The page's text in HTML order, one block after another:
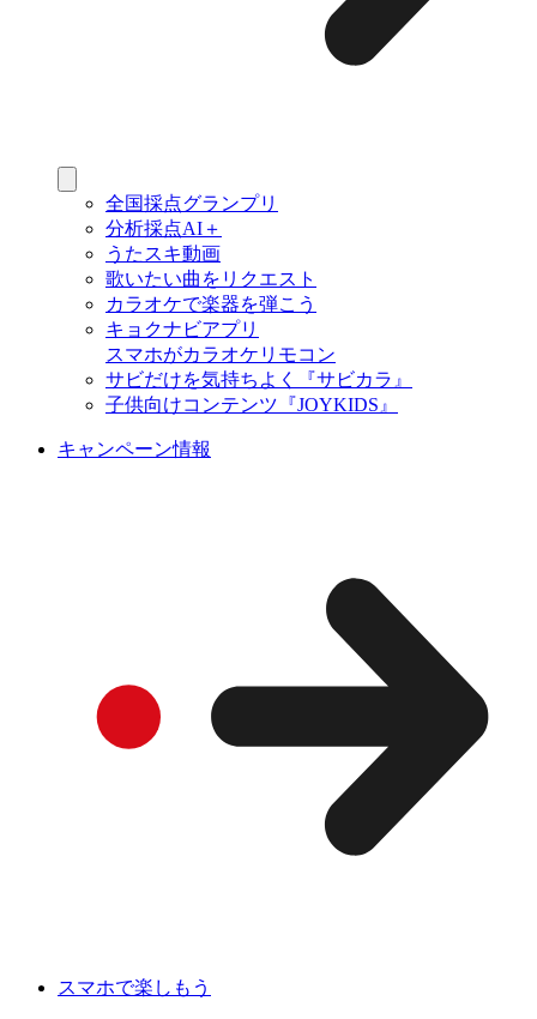
全国採点グランプリ
分析採点AI＋
うたスキ動画
歌いたい曲をリクエスト
カラオケで楽器を弾こう
キョクナビアプリ
スマホがカラオケリモコン
サビだけを気持ちよく『サビカラ』
子供向けコンテンツ『JOYKIDS』
キャンペーン情報
スマホで楽しもう